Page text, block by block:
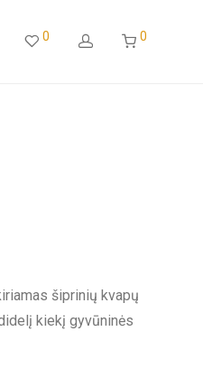
0 0
šiprinių kvapų
kiekį gyvūninės